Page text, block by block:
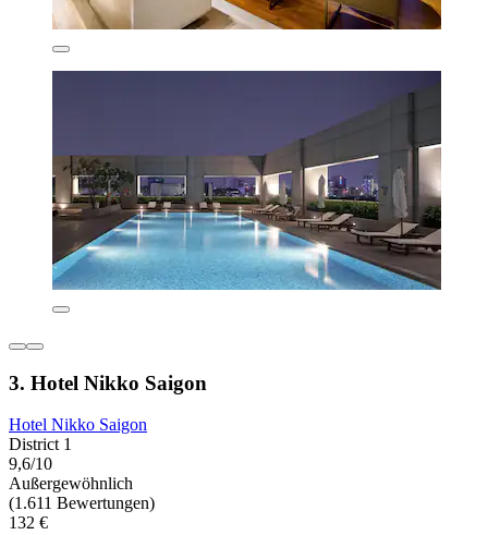
3. Hotel Nikko Saigon
Hotel Nikko Saigon
District 1
9,6/10
Außergewöhnlich
(1.611 Bewertungen)
132 €